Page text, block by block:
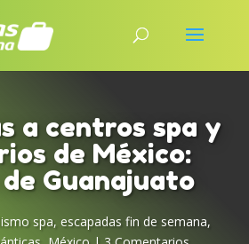
a centros spa y
de México:
Guanajuato
spa, escapadas fin de semana,